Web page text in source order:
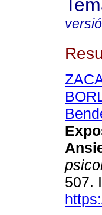
507.